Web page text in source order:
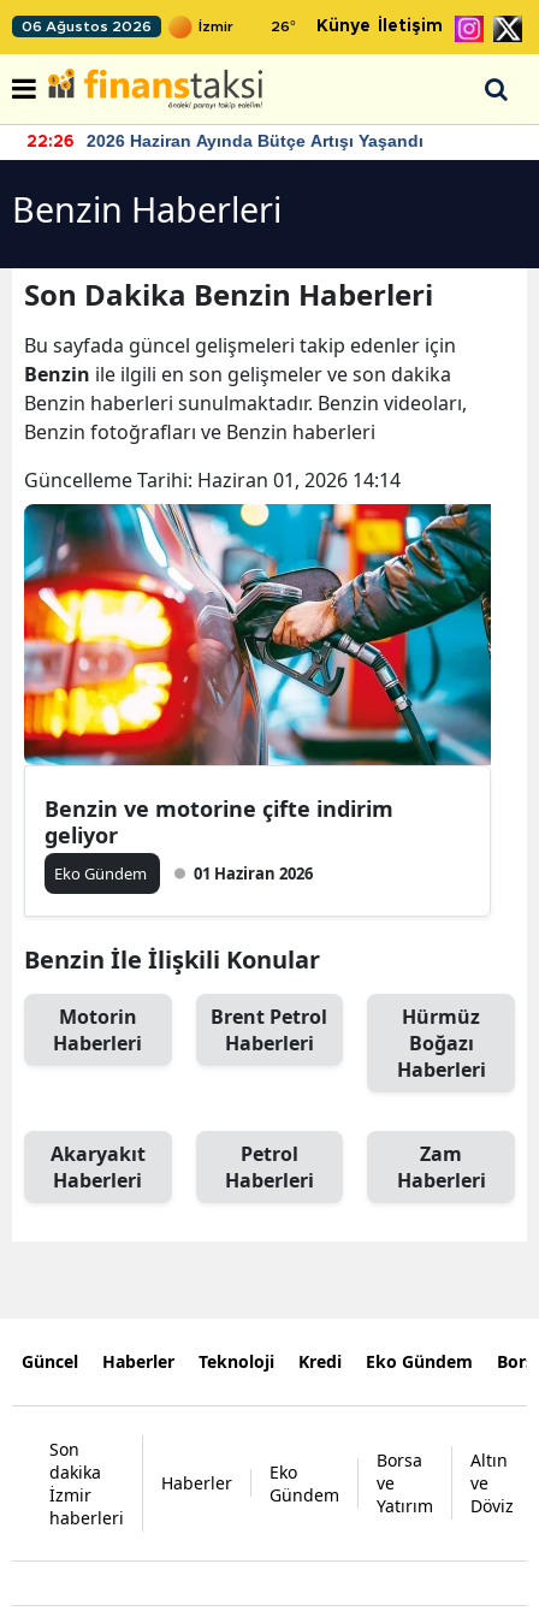
06 Ağustos 2026 26° Künye İletişim
22:26 2026 Haziran Ayında Bütçe Artışı Yaşandı
Benzin Haberleri
Son Dakika Benzin Haberleri
Bu sayfada güncel gelişmeleri takip edenler için
Benzin ile ilgili en son gelişmeler ve son dakika
Benzin haberleri sunulmaktadır. Benzin videoları,
Benzin fotoğrafları ve Benzin haberleri
Güncelleme Tarihi: Haziran 01, 2026 14:14
Benzin ve motorine çifte indirim
geliyor
Eko Gündem 01 Haziran 2026
Benzin İle İlişkili Konular
Motorin
Haberleri
Brent Petrol
Haberleri
Hürmüz
Boğazı
Haberleri
Akaryakıt
Haberleri
Petrol
Haberleri
Zam
Haberleri
Güncel Haberler Teknoloji Kredi Eko Gündem
Son
dakika
İzmir
haberleri
Haberler
Eko
Gündem
Borsa
ve
Yatırım
Altın
ve
Döviz